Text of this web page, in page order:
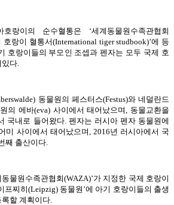
랑이의 순수혈통은 ‘세계동물원수족관협회
호랑이 혈통서(International tiger studbook)’에 등
호랑이들의 부모인 조셉과 펜자는 모두 국제 호
다.
동물원의 페스터스(Festus)와 네덜란드
의 에바(eva) 사이에서 태어났으며, 동물교환을
국내로 들어왔다. 펜자는 러시아 펜자 동물원에
미 사이에서 태어났으며, 2016년 러시아에서 국
째 출산이다.
물원수족관협회(WAZA)’가 지정한 국제 호랑이
프찌히(Leipzig) 동물원’에 아기 호랑이들의 출생
할 계획이다.